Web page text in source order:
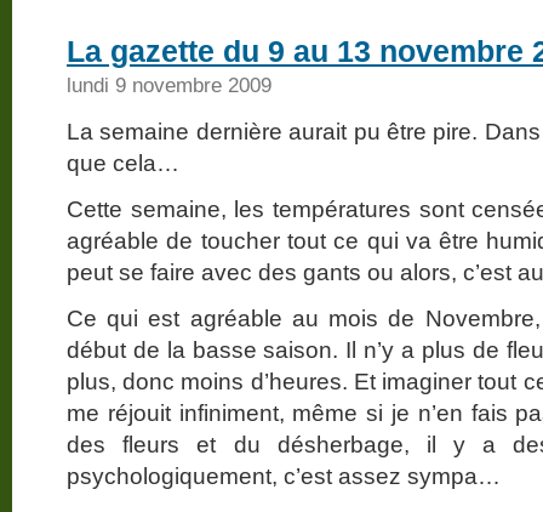
La gazette du 9 au 13 novembre
lundi 9 novembre 2009
La semaine dernière aurait pu être pire.
que cela…
Cette semaine, les températures sont
agréable de toucher tout ce qui va être
peut se faire avec des gants ou alors, c’est
Ce qui est agréable au mois de
début de la basse saison. Il n’y a plus de
plus, donc moins d’heures. Et imaginer tout
me réjouit infiniment, même si je n’en fais
des fleurs et du désherbage, il y a
psychologiquement, c’est assez sympa…